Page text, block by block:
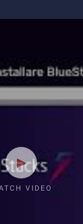
VIDEO